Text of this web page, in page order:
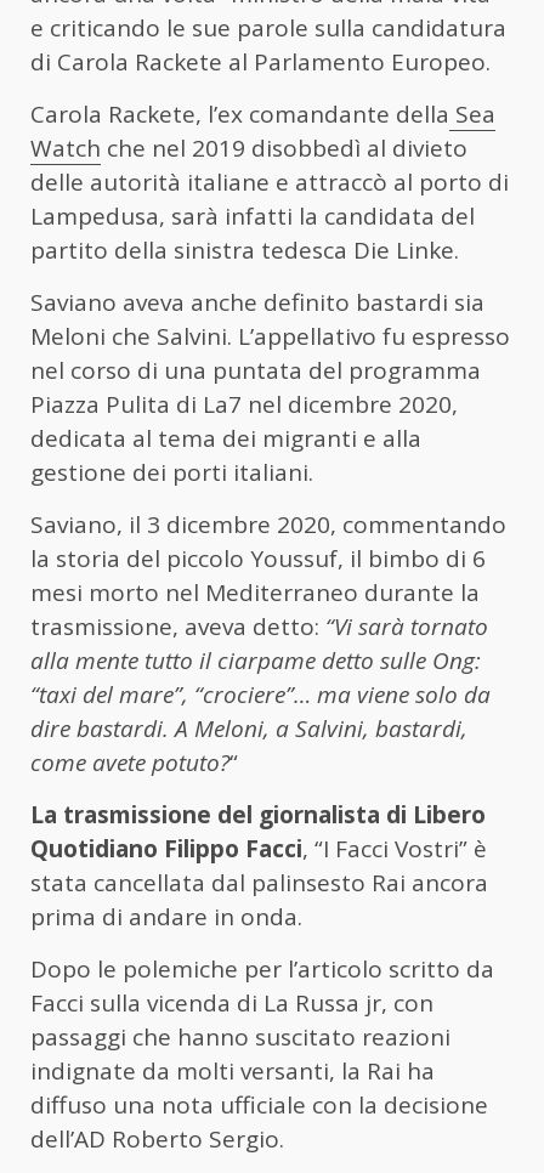
e criticando le sue parole sulla candidatura
di Carola Rackete al Parlamento Europeo.
Carola Rackete, l’ex comandante della Sea
Watch che nel 2019 disobbedì al divieto
delle autorità italiane e attraccò al porto di
Lampedusa, sarà infatti la candidata del
partito della sinistra tedesca Die Linke.
Saviano aveva anche definito bastardi sia
Meloni che Salvini. L’appellativo fu espresso
nel corso di una puntata del programma
Piazza Pulita di La7 nel dicembre 2020,
dedicata al tema dei migranti e alla
gestione dei porti italiani.
Saviano, il 3 dicembre 2020, commentando
la storia del piccolo Youssuf, il bimbo di 6
mesi morto nel Mediterraneo durante la
trasmissione, aveva detto: “Vi sarà tornato
alla mente tutto il ciarpame detto sulle Ong:
“taxi del mare”, “crociere”… ma viene solo da
dire bastardi. A Meloni, a Salvini, bastardi,
come avete potuto?“
La trasmissione del giornalista di Libero
Quotidiano Filippo Facci, “I Facci Vostri” è
stata cancellata dal palinsesto Rai ancora
prima di andare in onda.
Dopo le polemiche per l’articolo scritto da
Facci sulla vicenda di La Russa jr, con
passaggi che hanno suscitato reazioni
indignate da molti versanti, la Rai ha
diffuso una nota ufficiale con la decisione
dell’AD Roberto Sergio.